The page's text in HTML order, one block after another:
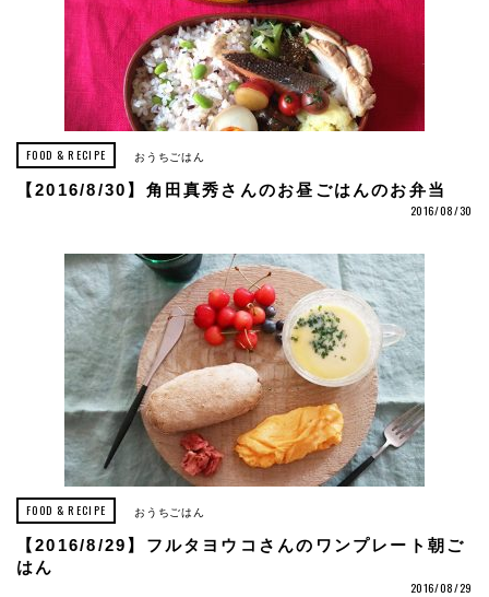
FOOD & RECIPE おうちごはん
【2016/8/30】角田真秀さんのお昼ごはんのお弁当
2016/08/30
FOOD & RECIPE おうちごはん
【2016/8/29】フルタヨウコさんのワンプレート朝ご
はん
2016/08/29